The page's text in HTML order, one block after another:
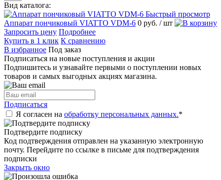
Вид каталога:
Быстрый просмотр
Аппарат пончиковый VIATTO VDM-6 0 руб. / шт
Запросить цену Подробнее
Купить в 1 клик К сравнению
В избранное Под заказ
Подписаться на новые поступления и акции
Подпишитесь и узнавайте первыми о поступлении новых
товаров и самых выгодных акциях магазина.
Подписаться
Я согласен на обработку персональных данных.*
Подтвердите подписку
Код подтверждения отправлен на указанную электронную
почту. Перейдите по ссылке в письме для подтверждения
подписки
Закрыть окно